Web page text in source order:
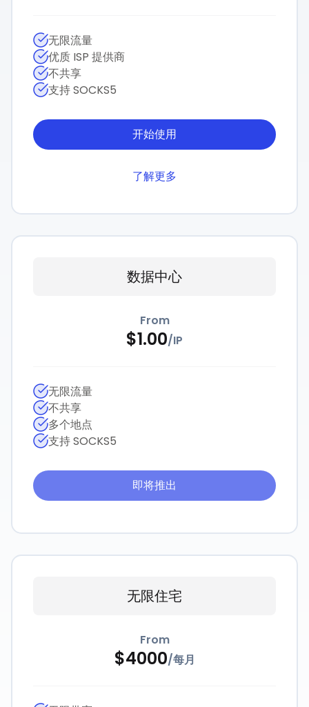
无限流量
优质 ISP 提供商
不共享
支持 SOCKS5
开始使用
了解更多
数据中心
From
$1.00/IP
无限流量
不共享
多个地点
支持 SOCKS5
即将推出
无限住宅
From
$4000/每月